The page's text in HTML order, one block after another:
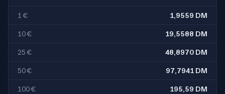
1 € 1,9559 DM
10 € 19,5588 DM
25 € 48,8970 DM
50 € 97,7941 DM
100 € 195,59 DM